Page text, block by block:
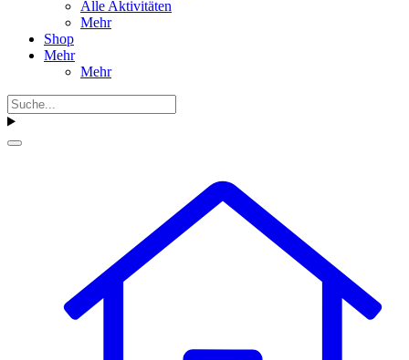
Alle Aktivitäten
Mehr
Shop
Mehr
Mehr